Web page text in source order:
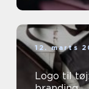
12. marts
Logo til